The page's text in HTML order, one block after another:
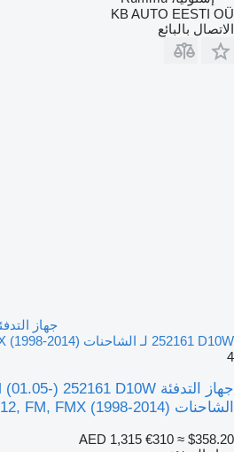
KB AUTO EESTI OÜ
الاتصال بالبائع
252161 D10W لـ الشاحنات Volvo FM7-FM12, FM, FMX (1998-2014)
4
الشاحنات Volvo FM7-FM12, FM, FMX (1998-2014)
AED 1,315 €310 ≈ $358.20